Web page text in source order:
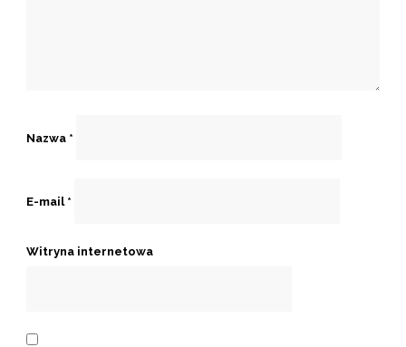
Nazwa *
E-mail *
Witryna internetowa